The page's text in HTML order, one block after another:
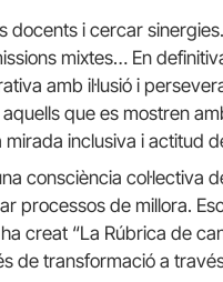
docents i cercar
mixtes… En
amb il·lusió i
que es mostren
mirada inclusiva i actitud
consciència col·lectiva
processos de millora.
creat “La Rúbrica de
de transformació a